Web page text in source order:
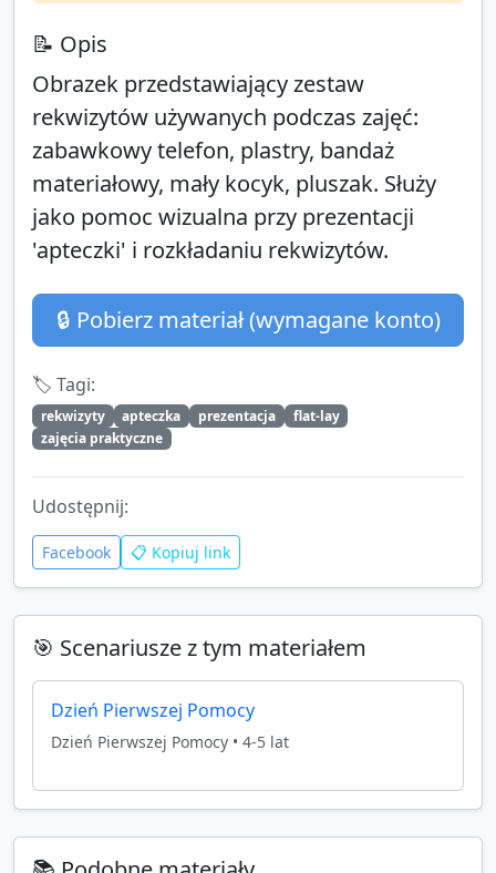
📝 Opis
Obrazek przedstawiający zestaw
rekwizytów używanych podczas zajęć:
zabawkowy telefon, plastry, bandaż
materiałowy, mały kocyk, pluszak. Służy
jako pomoc wizualna przy prezentacji
'apteczki' i rozkładaniu rekwizytów.
🔒 Pobierz materiał (wymagane konto)
🏷️ Tagi:
rekwizyty apteczka prezentacja
flat-lay
zajęcia praktyczne
Udostępnij:
Facebook 📋 Kopiuj link
🎯 Scenariusze z tym materiałem
Dzień Pierwszej Pomocy
Dzień Pierwszej Pomocy • 4-5 lat